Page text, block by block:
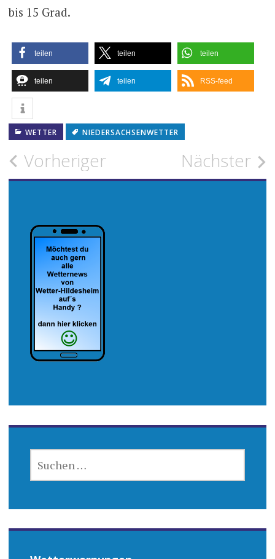
bis 15 Grad.
teilen teilen teilen
teilen teilen RSS-feed
WETTER NIEDERSACHSENWETTER
Beitragsnavigation
Vorheriger Nächster
NACH: